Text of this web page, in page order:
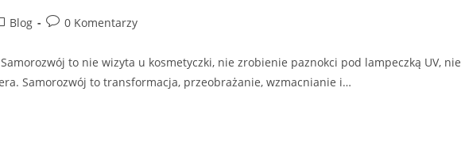
Blog 0 Komentarzy
to nie wizyta u kosmetyczki, nie zrobienie paznokci pod lampeczką UV, nie
Samorozwój to transformacja, przeobrażanie, wzmacnianie i…